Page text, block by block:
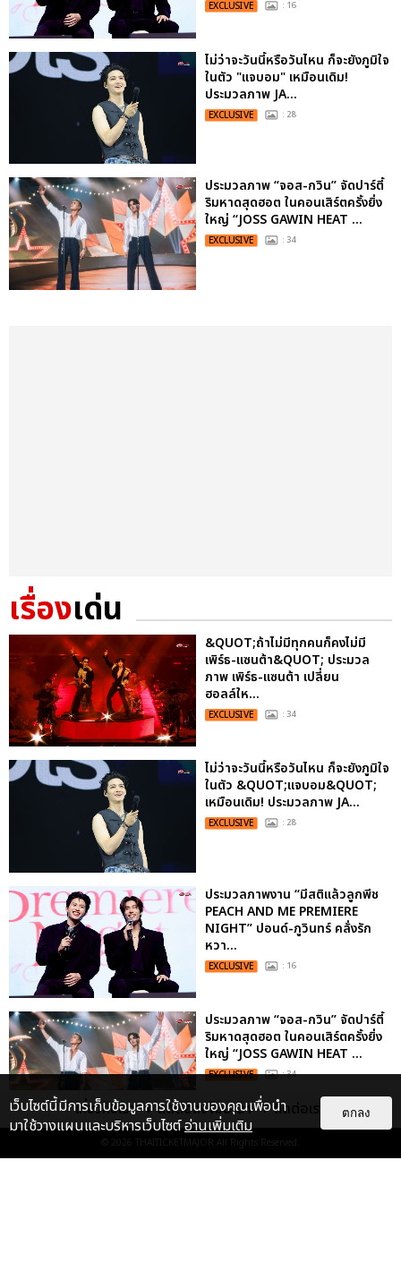
EXCLUSIVE : 16
ไม่ว่าจะวันนี้หรือวันไหน ก็จะยังภูมิใจ
ในตัว "แจบอม" เหมือนเดิม!
ประมวลภาพ JA...
EXCLUSIVE : 28
ประมวลภาพ “จอส-กวิน” จัดปาร์ตี้
ริมหาดสุดฮอต ในคอนเสิร์ตครั้งยิ่ง
ใหญ่ “JOSS GAWIN HEAT ...
EXCLUSIVE : 34
เรื่องเด่น
&QUOT;ถ้าไม่มีทุกคนก็คงไม่มี
เพิร์ธ-แซนต้า&QUOT; ประมวล
ภาพ เพิร์ธ-แซนต้า เปลี่ยน
ฮอลล์ให...
EXCLUSIVE : 34
ไม่ว่าจะวันนี้หรือวันไหน ก็จะยังภูมิใจ
ในตัว &QUOT;แจบอม&QUOT;
เหมือนเดิม! ประมวลภาพ JA...
EXCLUSIVE : 28
ประมวลภาพงาน “มีสติแล้วลูกพีช
PEACH AND ME PREMIERE
NIGHT” ปอนด์-ภูวินทร์ คลั่งรัก
หวา...
EXCLUSIVE : 16
ประมวลภาพ “จอส-กวิน” จัดปาร์ตี้
ริมหาดสุดฮอต ในคอนเสิร์ตครั้งยิ่ง
ใหญ่ “JOSS GAWIN HEAT ...
EXCLUSIVE : 34
“ช่วงเวลาที่ไม่ได้เจอกันพิสูจน์แล้วว่า
รักแท้จะไม่มีวันจางหาย” ประมวล
เกี่ยวกับเรา ติดต่อลงโฆษณา ติดต่อเรา
© 2026 THAITICKETMAJOR All Rights Reserved.
เว็บไซต์นี้มีการเก็บข้อมูลการใช้งานของคุณเพื่อนำ
มาใช้วางแผนและบริหารเว็บไซต์อ่านเพิ่มเติม
ตกลง